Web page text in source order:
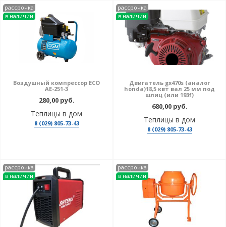
рассрочка
в наличии
Воздушный компрессор ECO
AE-251-3
280,00 руб.
Теплицы в дом
8 (029) 805-73-43
рассрочка
в наличии
Двигатель gx470s (аналог
honda)18,5 квт вал 25 мм под
шлиц (или 193f)
680,00 руб.
Теплицы в дом
8 (029) 805-73-43
рассрочка
в наличии
рассрочка
в наличии